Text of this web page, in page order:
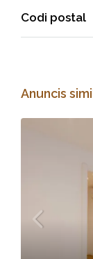
Codi postal
Anuncis